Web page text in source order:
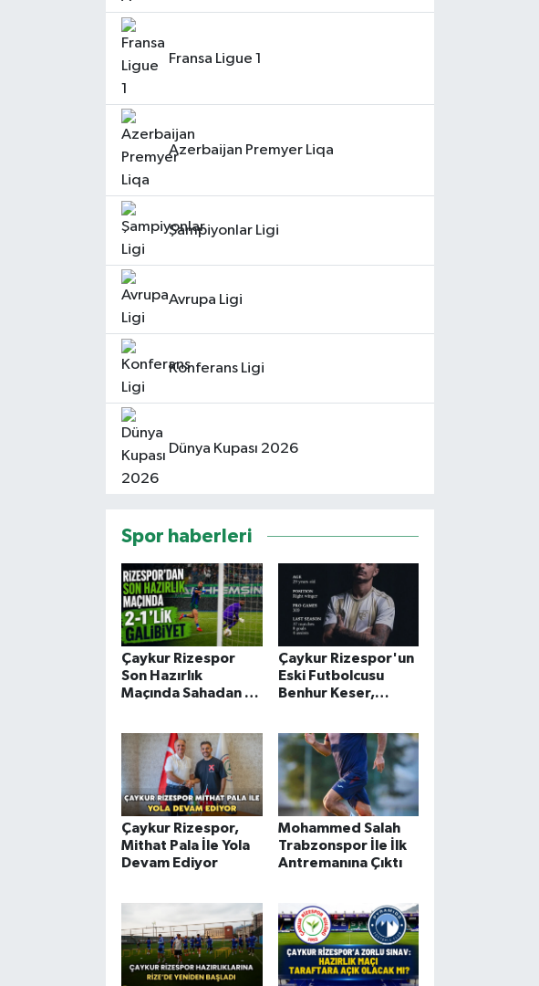
Fransa Ligue 1
Azerbaijan Premyer Liqa
Şampiyonlar Ligi
Avrupa Ligi
Konferans Ligi
Dünya Kupası 2026
Spor haberleri
Çaykur Rizespor
Son Hazırlık
Maçında Sahadan 2-
Çaykur Rizespor'un
Eski Futbolcusu
Benhur Keser,
Çaykur Rizespor,
Mithat Pala İle Yola
Devam Ediyor
Mohammed Salah
Trabzonspor İle İlk
Antremanına Çıktı